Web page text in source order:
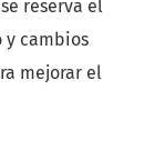
reserva el
y cambios
mejorar el